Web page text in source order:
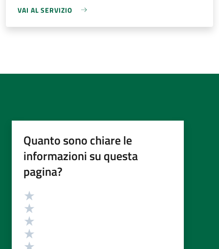
VAI AL SERVIZIO
Quanto sono chiare le
informazioni su questa
pagina?
Valutazione